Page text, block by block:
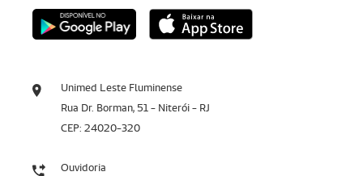
Unimed Leste Fluminense
Rua Dr. Borman, 51 - Niterói - RJ
CEP: 24020-320
Ouvidoria